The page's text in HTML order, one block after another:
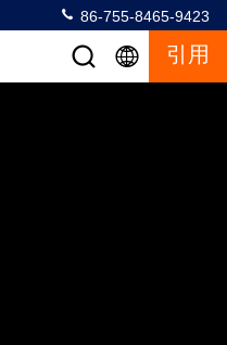
86-755-8465-9423
引用